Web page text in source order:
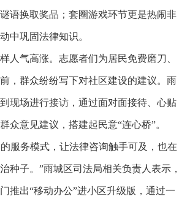
语换取奖品；套圈游戏环节更是热闹非
中巩固法律知识。
气高涨。志愿者们为居民免费磨刀、
，群众纷纷写下对社区建设的建议。雨
现场进行接访，通过面对面接待、心贴
众意见建议，搭建起民意“连心桥”。
服务模式，让法律咨询触手可及，也在
种子。”雨城区司法局相关负责人表示，
推出“移动办公”进小区升级版，通过一